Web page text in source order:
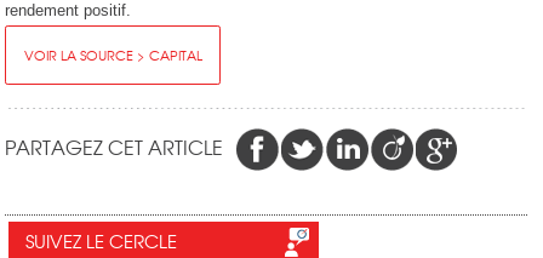
rendement positif.
VOIR LA SOURCE > CAPITAL
PARTAGEZ CET ARTICLE
SUIVEZ LE CERCLE